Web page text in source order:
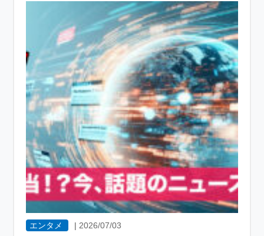
エンタメ | 2026/07/03